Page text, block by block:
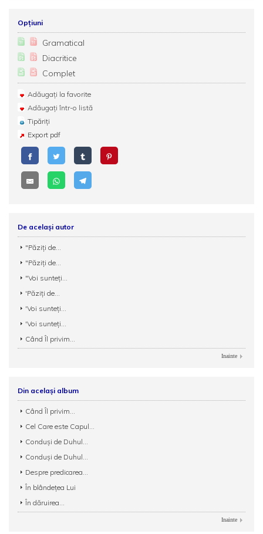
Opțiuni
Gramatical
Diacritice
Complet
Adăugați la favorite
Adăugați într-o listă
Tipăriți
Export pdf
De același autor
"Păziţi de...
"Păziţi de...
"Voi sunteţi...
'Păziţi de...
'Voi sunteţi...
'Voi sunteţi...
Când Îl privim...
Inainte
Din același album
Când Îl privim...
Cel Care este Capul...
Conduși de Duhul...
Conduși de Duhul...
Despre predicarea...
În blândețea Lui
În dăruirea...
Inainte